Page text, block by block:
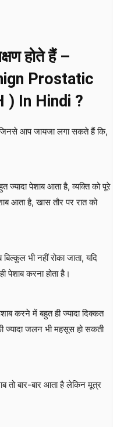
होते हैं –
Prostatic
) In Hindi ?
आप जायजा लगा सकते हैं कि,
ज्यादा पेशाब आता है, व्यक्ति को पूरे
आता है, खास तौर पर रात को
बिल्कुल भी नहीं रोका जाता, यदि
पेशाब करना होता है।
करने में बहुत ही ज्यादा दिक्कत
ज्यादा जलन भी महसूस हो सकती
तो बार-बार आता है लेकिन मूत्र